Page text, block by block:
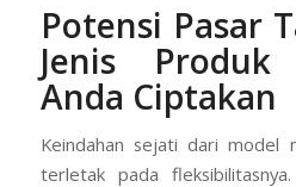
Potensi Pasar
Jenis
Anda Ciptakan
Keindahan sejati dari model
terletak pada